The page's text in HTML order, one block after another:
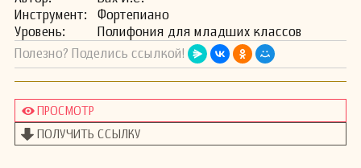
Инстру­мент:
Фортепиано
Уро­вень:
Полифония для младших классов
Полезно? Поделись ссылкой!
ПРОСМОТР
ПОЛУЧИТЬ ССЫЛКУ